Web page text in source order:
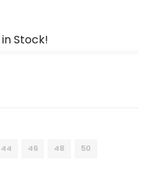
Stock!
44 46 48 50